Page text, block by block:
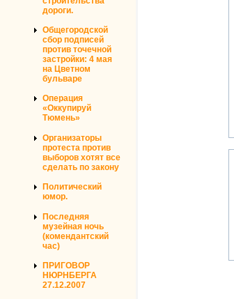
дороги.
Общегородской
сбор подписей
против точечной
застройки: 4 мая
на Цветном
бульваре
Операция
«Оккупируй
Тюмень»
Организаторы
протеста против
выборов хотят все
сделать по закону
Политический
юмор.
Последняя
музейная ночь
(комендантский
час)
ПРИГОВОР
НЮРНБЕРГА
27.12.2007